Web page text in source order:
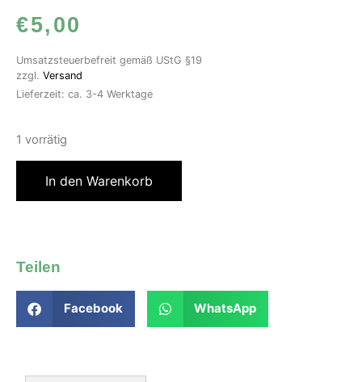
€5,00
Umsatzsteuerbefreit gemäß UStG §19
zzgl. Versand
Lieferzeit: ca. 3-4 Werktage
1 vorrätig
In den Warenkorb
Teilen
Facebook WhatsApp